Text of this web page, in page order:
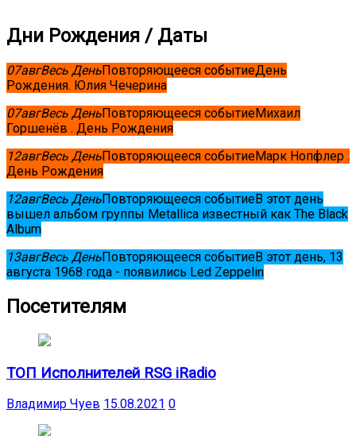
Дни Рождения / Даты
07авгВесь ДеньПовторяющееся событиеДень
Рождения. Юлия Чечерина
07авгВесь ДеньПовторяющееся событиеМихаил
Горшенёв . День Рождения
12авгВесь ДеньПовторяющееся событиеМарк Нопфлер .
День Рождения
12авгВесь ДеньПовторяющееся событиеВ этот день
вышел альбом группы Metallica известный как The Black
Album
13авгВесь ДеньПовторяющееся событиеВ этот день, 13
августа 1968 года - появились Led Zeppelin
Посетителям
ТОП Исполнителей RSG iRadio
Владимир Чуев 15.08.2021 0